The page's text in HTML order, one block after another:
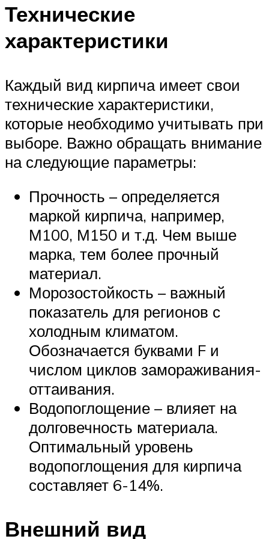
Технические
характеристики
Каждый вид кирпича имеет свои
технические характеристики,
которые необходимо учитывать при
выборе. Важно обращать внимание
на следующие параметры:
Прочность – определяется
маркой кирпича, например,
М100, М150 и т.д. Чем выше
марка, тем более прочный
материал.
Морозостойкость – важный
показатель для регионов с
холодным климатом.
Обозначается буквами F и
числом циклов замораживания-
оттаивания.
Водопоглощение – влияет на
долговечность материала.
Оптимальный уровень
водопоглощения для кирпича
составляет 6-14%.
Внешний вид